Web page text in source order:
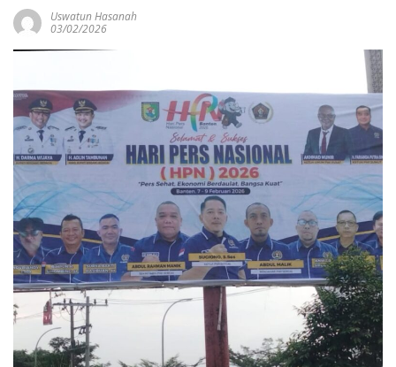
Uswatun Hasanah
03/02/2026